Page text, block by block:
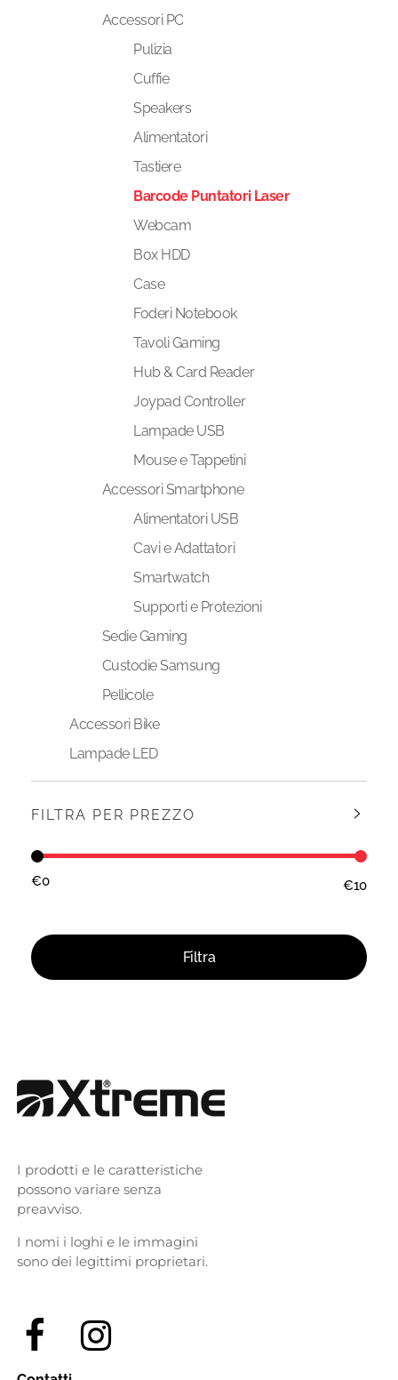
Accessori PC
Pulizia
Cuffie
Speakers
Alimentatori
Tastiere
Barcode Puntatori Laser
Webcam
Box HDD
Case
Foderi Notebook
Tavoli Gaming
Hub & Card Reader
Joypad Controller
Lampade USB
Mouse e Tappetini
Accessori Smartphone
Alimentatori USB
Cavi e Adattatori
Smartwatch
Supporti e Protezioni
Sedie Gaming
Custodie Samsung
Pellicole
Accessori Bike
Lampade LED
FILTRA PER PREZZO
Filtra
€0 —€10
I prodotti e le caratteristiche
possono variare senza
preavviso.
I nomi i loghi e le immagini
sono dei legittimi proprietari.